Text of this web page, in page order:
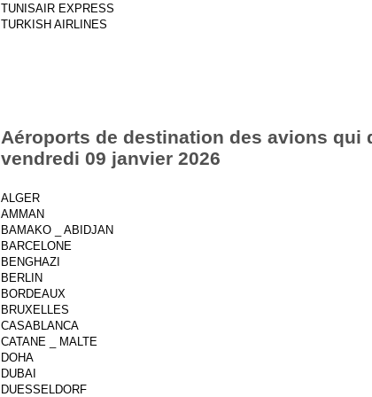
TUNISAIR EXPRESS
TURKISH AIRLINES
Aéroports de destination des avions qui
vendredi 09 janvier 2026
ALGER
AMMAN
BAMAKO _ ABIDJAN
BARCELONE
BENGHAZI
BERLIN
BORDEAUX
BRUXELLES
CASABLANCA
CATANE _ MALTE
DOHA
DUBAI
DUESSELDORF